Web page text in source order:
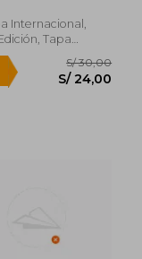
Internacional,
Tapa